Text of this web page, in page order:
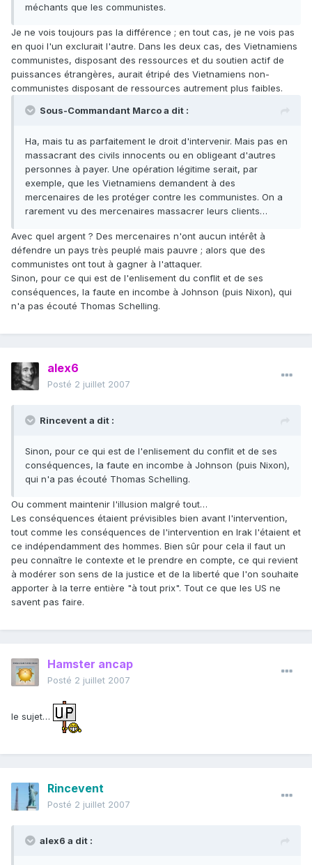
méchants que les communistes.
Je ne vois toujours pas la différence ; en tout cas, je ne vois pas
en quoi l'un exclurait l'autre. Dans les deux cas, des Vietnamiens
communistes, disposant des ressources et du soutien actif de
puissances étrangères, aurait étripé des Vietnamiens non-
communistes disposant de ressources autrement plus faibles.
Sous-Commandant Marco a dit :
Ha, mais tu as parfaitement le droit d'intervenir. Mais pas en
massacrant des civils innocents ou en obligeant d'autres
personnes à payer. Une opération légitime serait, par
exemple, que les Vietnamiens demandent à des
mercenaires de les protéger contre les communistes. On a
rarement vu des mercenaires massacrer leurs clients…
Avec quel argent ? Des mercenaires n'ont aucun intérêt à
défendre un pays très peuplé mais pauvre ; alors que des
communistes ont tout à gagner à l'attaquer.
Sinon, pour ce qui est de l'enlisement du conflit et de ses
conséquences, la faute en incombe à Johnson (puis Nixon), qui
n'a pas écouté Thomas Schelling.
alex6
Posté 2 juillet 2007
Rincevent a dit :
Sinon, pour ce qui est de l'enlisement du conflit et de ses
conséquences, la faute en incombe à Johnson (puis Nixon),
qui n'a pas écouté Thomas Schelling.
Ou comment maintenir l'illusion malgré tout…
Les conséquences étaient prévisibles bien avant l'intervention,
tout comme les conséquences de l'intervention en Irak l'étaient et
ce indépendamment des hommes. Bien sûr pour cela il faut un
peu connaître le contexte et le prendre en compte, ce qui revient
à modérer son sens de la justice et de la liberté que l'on souhaite
apporter à la terre entière "à tout prix". Tout ce que les US ne
savent pas faire.
Hamster ancap
Posté 2 juillet 2007
le sujet…
Rincevent
Posté 2 juillet 2007
alex6 a dit :